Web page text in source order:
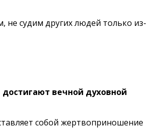
не судим других людей только из-
вечной духовной
собой жертвоприношение